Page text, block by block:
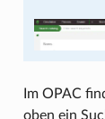
Im OPAC
oben ein